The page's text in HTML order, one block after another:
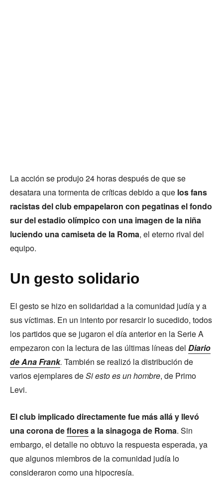
La acción se produjo 24 horas después de que se
desatara una tormenta de críticas debido a que los fans
racistas del club empapelaron con pegatinas el fondo
sur del estadio olímpico con una imagen de la niña
luciendo una camiseta de la Roma, el eterno rival del
equipo.
Un gesto solidario
El gesto se hizo en solidaridad a la comunidad judía y a
sus víctimas. En un intento por resarcir lo sucedido, todos
los partidos que se jugaron el día anterior en la Serie A
empezaron con la lectura de las últimas líneas del Diario
de Ana Frank. También se realizó la distribución de
varios ejemplares deSi esto es un hombre, de Primo
Levi.
El club implicado directamente fue más allá y llevó
una corona defloresa la sinagoga de Roma. Sin
embargo, el detalle no obtuvo la respuesta esperada, ya
que algunos miembros de la comunidad judía lo
consideraron como una hipocresía.